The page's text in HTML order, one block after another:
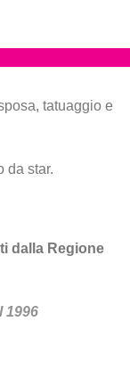
tatuaggio e
da star.
dalla Regione
1996